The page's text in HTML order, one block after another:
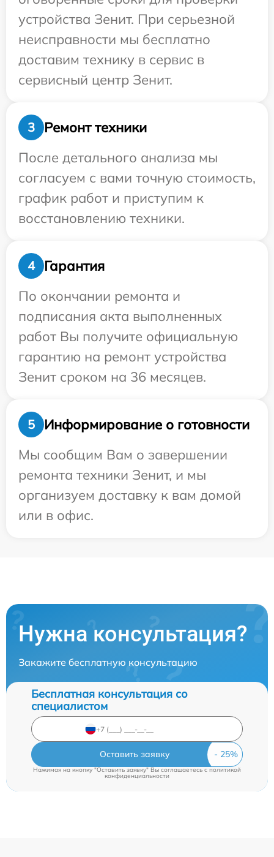
устройства Зенит. При серьезной
неисправности мы бесплатно
доставим технику в сервис в
сервисный центр Зенит.
3
Ремонт техники
После детального анализа мы
согласуем с вами точную стоимость,
график работ и приступим к
восстановлению техники.
4
Гарантия
По окончании ремонта и
подписания акта выполненных
работ Вы получите официальную
гарантию на ремонт устройства
Зенит сроком на 36 месяцев.
5
Информирование о готовности
Мы сообщим Вам о завершении
ремонта техники Зенит, и мы
организуем доставку к вам домой
или в офис.
Нужна консультация?
Закажите бесплатную консультацию
Бесплатная консультация со
специалистом
Оставить заявку
Нажимая на кнопку "Оставить заявку" Вы соглашаетесь cполитикой
конфиденциальности